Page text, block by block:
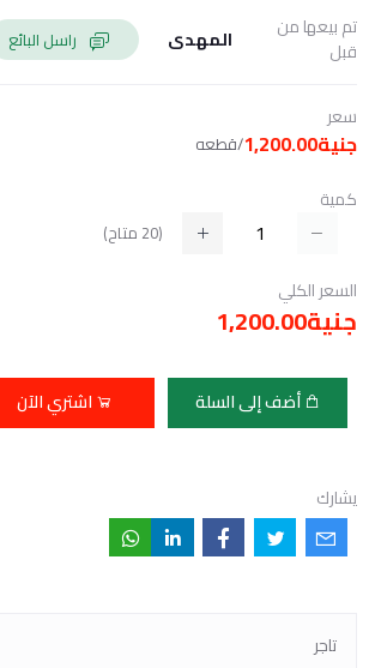
تم بيعها من
قبل
المهدى
سعر
جنية1,200.00 /قطعه
كمية
(
20 متاح)
السعر الكلي
جنية1,200.00
أضف إلى السلة اشتري الآن
يشارك
تاجر